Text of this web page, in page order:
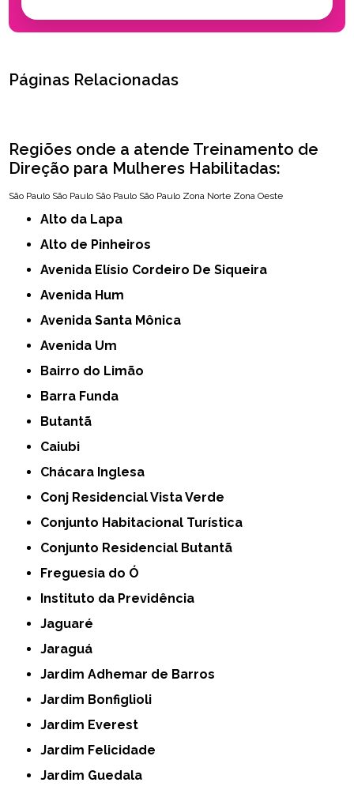
Páginas Relacionadas
Regiões onde a atende Treinamento de
Direção para Mulheres Habilitadas:
São Paulo São Paulo São Paulo São Paulo Zona Norte Zona Oeste
Alto da Lapa
Alto de Pinheiros
Avenida Elísio Cordeiro De Siqueira
Avenida Hum
Avenida Santa Mônica
Avenida Um
Bairro do Limão
Barra Funda
Butantã
Caiubi
Chácara Inglesa
Conj Residencial Vista Verde
Conjunto Habitacional Turística
Conjunto Residencial Butantã
Freguesia do Ó
Instituto da Previdência
Jaguaré
Jaraguá
Jardim Adhemar de Barros
Jardim Bonfiglioli
Jardim Everest
Jardim Felicidade
Jardim Guedala